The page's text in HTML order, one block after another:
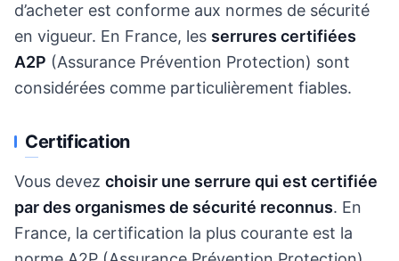
d’acheter est conforme aux normes de sécurité
en vigueur. En France, les serrures certifiées
A2P (Assurance Prévention Protection) sont
considérées comme particulièrement fiables.
Certification
Vous devez choisir une serrure qui est certifiée
par des organismes de sécurité reconnus. En
France, la certification la plus courante est la